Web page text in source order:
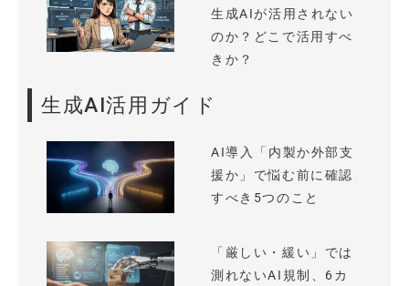
生成AIが活用されない
のか？どこで活用すべ
きか？
生成AI活用ガイド
AI導入「内製か外部支
援か」で悩む前に確認
すべき5つのこと
「厳しい・緩い」では
測れないAI規制、6カ